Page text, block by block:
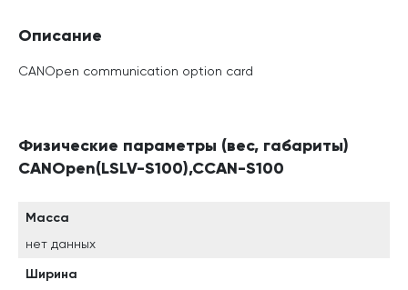
Описание
CANOpen communication option card
Физические параметры (вес, габариты)
CANOpen(LSLV-S100),CCAN-S100
Масса
нет данных
Ширина